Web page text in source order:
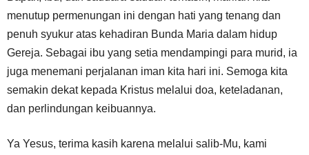
menutup permenungan ini dengan hati yang tenang dan
penuh syukur atas kehadiran Bunda Maria dalam hidup
Gereja. Sebagai ibu yang setia mendampingi para murid, ia
juga menemani perjalanan iman kita hari ini. Semoga kita
semakin dekat kepada Kristus melalui doa, keteladanan,
dan perlindungan keibuannya.
Ya Yesus, terima kasih karena melalui salib-Mu, kami